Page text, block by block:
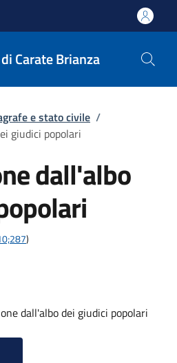
Carate Brianza
e stato civile /
giudici popolari
dall'albo
)
dall'albo dei giudici popolari